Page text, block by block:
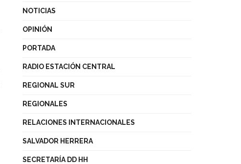
NOTICIAS
OPINIÓN
PORTADA
RADIO ESTACIÓN CENTRAL
REGIONAL SUR
REGIONALES
RELACIONES INTERNACIONALES
SALVADOR HERRERA
SECRETARÍA DD HH